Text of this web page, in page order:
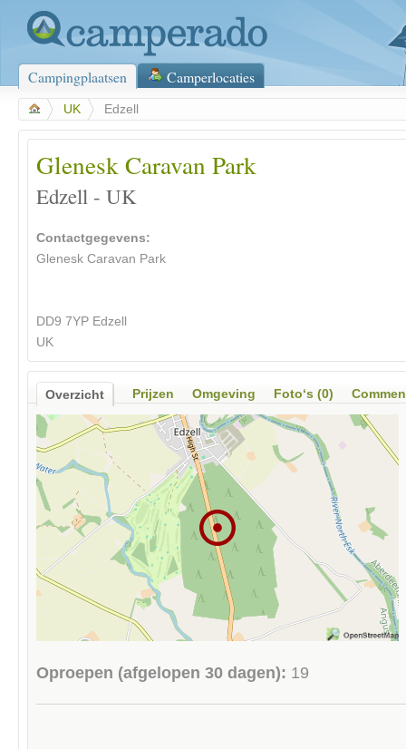
Campingplaatsen Camperlocaties
UK Edzell
Glenesk Caravan Park
Edzell - UK
Contactgegevens:
Glenesk Caravan Park
DD9 7YP Edzell
UK
Overzicht Prijzen Omgeving Foto‘s (0)
Oproepen (afgelopen 30 dagen): 19